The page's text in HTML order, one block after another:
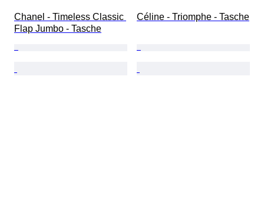
Chanel - Timeless Classic
Flap Jumbo - Tasche
Céline - Triomphe - Tasche